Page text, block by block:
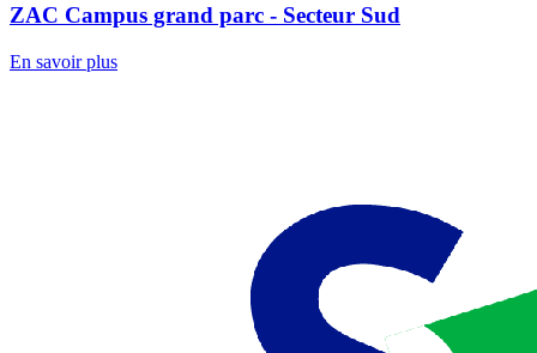
ZAC Campus grand parc - Secteur Sud
En savoir plus